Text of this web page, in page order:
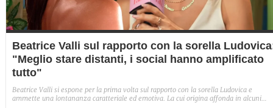
Beatrice Valli sul rapporto con la sorella
"Meglio stare distanti, i social hanno amplificato
tutto"
Beatrice Valli si espone per la prima volta sul rapporto con la sorella Ludovica e
ammette una lontananza caratteriale ed emotiva. La cui origina affonda in alcuni